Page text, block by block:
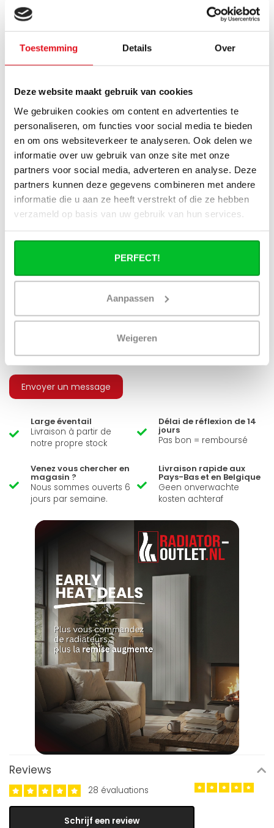
Toestemming Details Over
Deze website maakt gebruik van cookies
We gebruiken cookies om content en advertenties te
personaliseren, om functies voor social media te bieden
en om ons websiteverkeer te analyseren. Ook delen we
informatie over uw gebruik van onze site met onze
partners voor social media, adverteren en analyse. Deze
partners kunnen deze gegevens combineren met andere
informatie die u aan ze heeft verstrekt of die ze hebben
verzameld op basis van uw gebruik van hun services.
PERFECT!
Aanpassen
Weigeren
Comment calculer la capacité
nécessaire pour ma pièce ?
Quel est le délai de livraison d'un
recevrai-je si je passe une commande ?
J'ai une installation de pompe à chaleur
(hybride), puis-je utiliser tous les
radiateurs du site ?
Puis-je utiliser tous les radiateurs du site
en combinaison avec un chauffage
urbain ?
Avez-vous une question à propos de se produit.
Simon est heureux de vous aider et peut répondre à
toutes vos questions.
Envoyer un message
Large éventail
Livraison à partir de
notre propre stock
Délai de réflexion de 14
jours
Pas bon = remboursé
Venez vous chercher en
magasin ?
Nous sommes ouverts 6
jours par semaine.
Livraison rapide aux
Pays-Bas et en Belgique
Geen onverwachte
kosten achteraf
Reviews
28 évaluations
Schrijf een review